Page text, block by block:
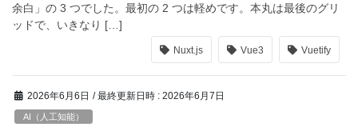
余白」の 3 つでした。最初の 2 つは軽めです。本丸は最後のグリ
ッドで、いきなり […]
Nuxt.js Vue3 Vuetify
2026年6月6日 / 最終更新日時 : 2026年6月7日
AI（人工知能）